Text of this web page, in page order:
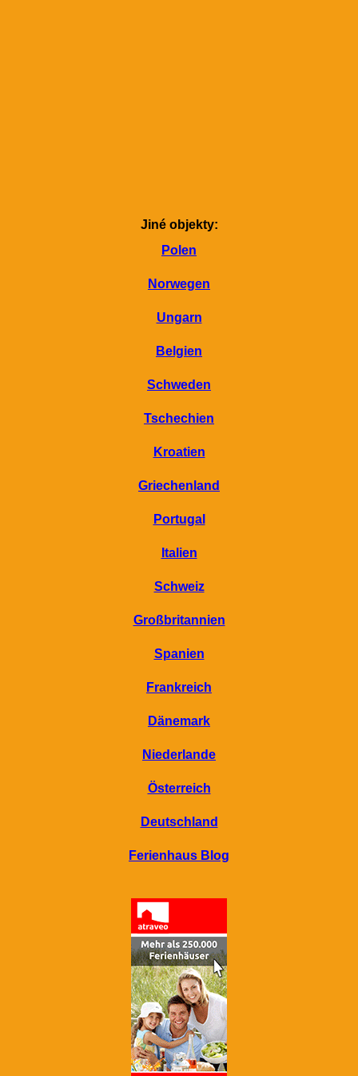
Jiné objekty:
Polen
Norwegen
Ungarn
Belgien
Schweden
Tschechien
Kroatien
Griechenland
Portugal
Italien
Schweiz
Großbritannien
Spanien
Frankreich
Dänemark
Niederlande
Österreich
Deutschland
Ferienhaus Blog